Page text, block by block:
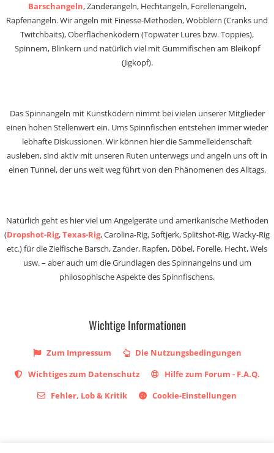
Barschangeln, Zanderangeln, Hechtangeln, Forellenangeln,
Rapfenangeln. Wir angeln mit Finesse-Methoden, Wobblern (Cranks und
Twitchbaits), Oberflächenködern (Topwater Lures bzw. Toppies),
Spinnern, Blinkern und natürlich viel mit Gummifischen am Bleikopf
(Jigkopf).
Das Spinnangeln mit Kunstködern nimmt bei vielen unserer Mitglieder
einen hohen Stellenwert ein. Ums Spinnfischen entstehen immer wieder
lebhafte Diskussionen. Wir können hier die Sammelleidenschaft
ausleben, sind aktiv mit unseren Ruten unterwegs und angeln uns oft in
einen Tunnel, der uns weit weg führt von den Phänomenen des Alltags.
Natürlich geht es hier viel um Angelgeräte und amerikanische Methoden
(Dropshot-Rig,Texas-Rig, Carolina-Rig, Softjerk, Splitshot-Rig, Wacky-Rig
etc.) für die Zielfische Barsch, Zander, Rapfen, Döbel, Forelle, Hecht, Wels
usw. – aber auch um die Grundlagen des Spinnangelns und um
philosophische Aspekte des Spinnfischens.
Wichtige Informationen
Zum Impressum
Die Nutzungsbedingungen
Wichtiges zum Datenschutz
Hilfe zum Forum - F.A.Q.
Fehler, Lob & Kritik
Cookie-Einstellungen